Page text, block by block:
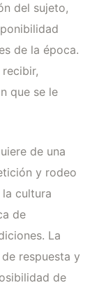
del sujeto,
de la época.
que se le
de una
y rodeo
cultura
de
La
respuesta y
de